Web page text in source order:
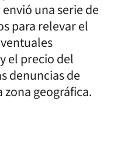
una serie de
para relevar el
el precio del
denuncias de
geográfica.